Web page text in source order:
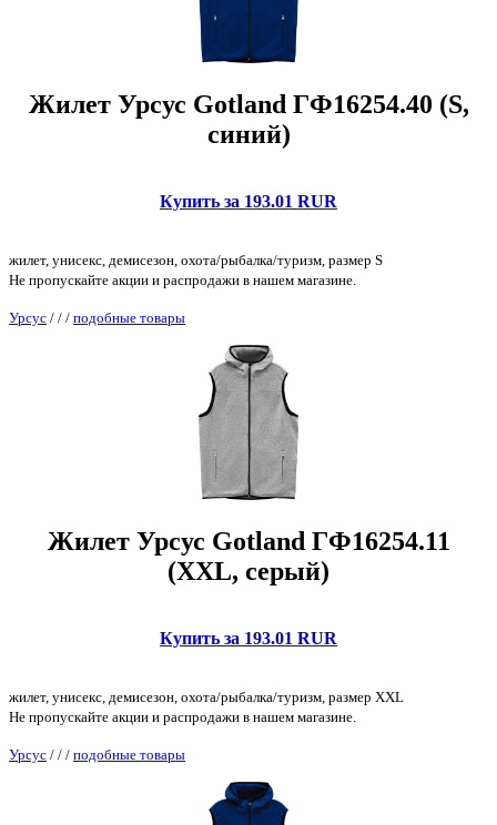
Жилет Урсус Gotland ГФ16254.40 (S,
синий)
Купить за 193.01 RUR
жилет, унисекс, демисезон, охота/рыбалка/туризм, размер S
Не пропускайте акции и распродажи в нашем магазине.
Урсус / / / подобные товары
Жилет Урсус Gotland ГФ16254.11
(XXL, серый)
Купить за 193.01 RUR
жилет, унисекс, демисезон, охота/рыбалка/туризм, размер XXL
Не пропускайте акции и распродажи в нашем магазине.
Урсус / / / подобные товары